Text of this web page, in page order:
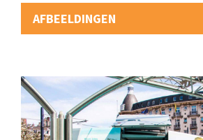
AFBEELDINGEN